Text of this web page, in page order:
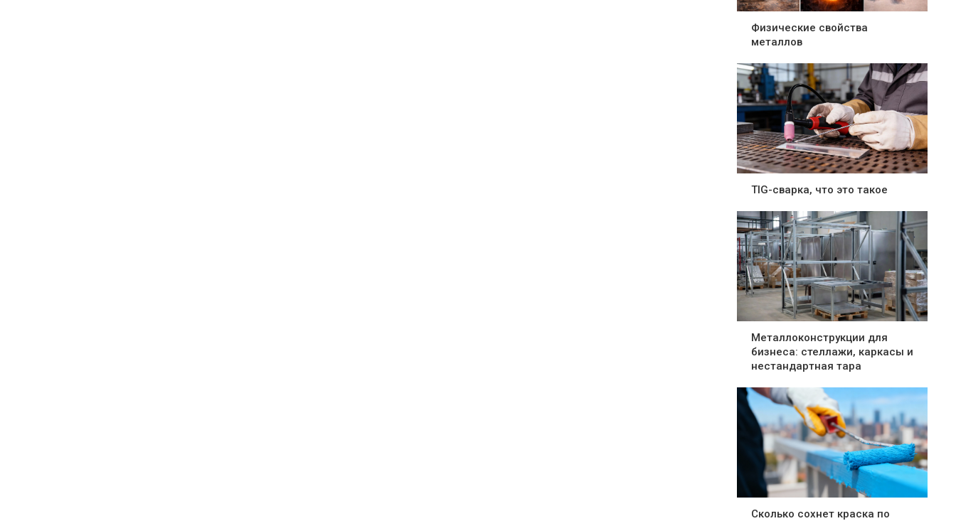
Физические свойства
металлов
TIG-сварка, что это такое
Металлоконструкции для
бизнеса: стеллажи, каркасы и
нестандартная тара
Сколько сохнет краска по